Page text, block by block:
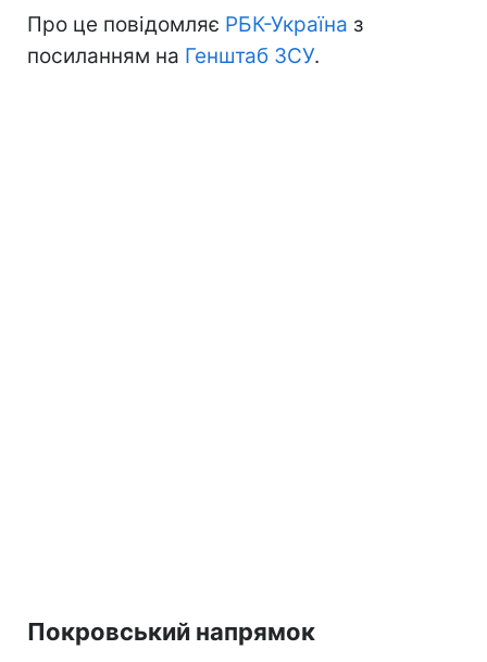
Про це повідомляє РБК-Україна з
посиланням на Генштаб ЗСУ.
Покровський напрямок